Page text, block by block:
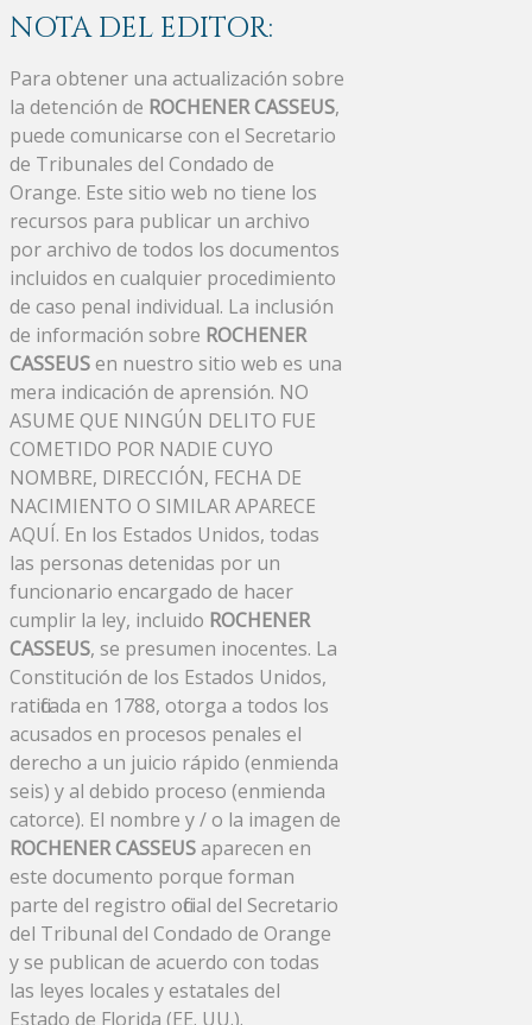
NOTA DEL EDITOR:
Para obtener una actualización sobre
la detención de ROCHENER CASSEUS,
puede comunicarse con el Secretario
de Tribunales del Condado de
Orange. Este sitio web no tiene los
recursos para publicar un archivo
por archivo de todos los documentos
incluidos en cualquier procedimiento
de caso penal individual. La inclusión
de información sobre ROCHENER
CASSEUSen nuestro sitio web es una
mera indicación de aprensión. NO
ASUME QUE NINGÚN DELITO FUE
COMETIDO POR NADIE CUYO
NOMBRE, DIRECCIÓN, FECHA DE
NACIMIENTO O SIMILAR APARECE
AQUÍ. En los Estados Unidos, todas
las personas detenidas por un
funcionario encargado de hacer
cumplir la ley, incluido ROCHENER
CASSEUS, se presumen inocentes. La
Constitución de los Estados Unidos,
ratificada en 1788, otorga a todos los
acusados ​​en procesos penales el
derecho a un juicio rápido (enmienda
seis) y al debido proceso (enmienda
catorce). El nombre y / o la imagen de
ROCHENER CASSEUSaparecen en
este documento porque forman
parte del registro oficial del Secretario
del Tribunal del Condado de Orange
y se publican de acuerdo con todas
las leyes locales y estatales del
Estado de Florida (EE. UU.).